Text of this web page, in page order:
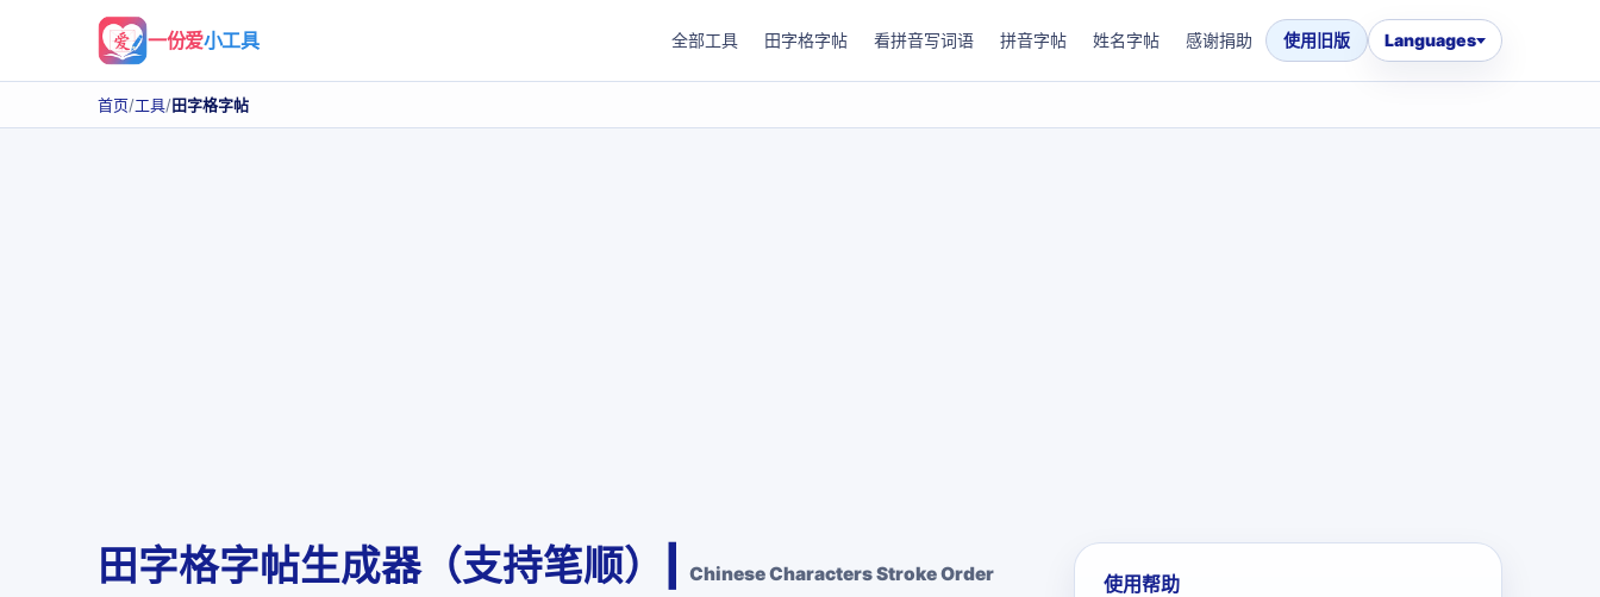
一份爱小工具 全部工具 田字格字帖 看拼音写词语 拼音字帖 姓名字帖 感谢捐助 使用旧版 Languages
首页/工具/田字格字帖
田字格字帖生成器（支持笔顺）| Chinese Characters Stroke Order 使用帮助